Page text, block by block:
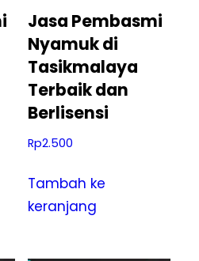
Jasa Pembasmi
Nyamuk di
Tasikmalaya
Terbaik dan
Berlisensi
Rp2.500
Tambah ke
keranjang